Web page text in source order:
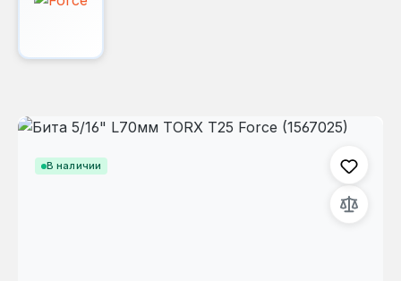
В наличии
Пропустить галерею изображений